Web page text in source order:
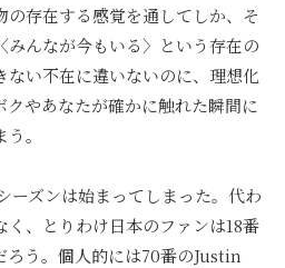
の存在する感覚を通してしか、そ
みんなが今もいる〉という存在の
い不在に違いないのに、理想化
クやあなたが確かに触れた瞬間に
。
ズンは始まってしまった。代わ
く、とりわけ日本のファンは18番
ろう。個人的には70番のJustin